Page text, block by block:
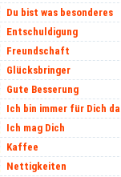
Du bist was besonderes
Entschuldigung
Freundschaft
Glücksbringer
Gute Besserung
Ich bin immer für Dich da
Ich mag Dich
Kaffee
Nettigkeiten